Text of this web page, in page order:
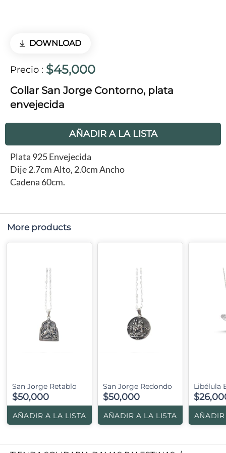
DOWNLOAD
Precio : $45,000
Collar San Jorge Contorno, plata
envejecida
AÑADIR A LA LISTA
Plata 925 Envejecida
Dije 2.7cm Alto, 2.0cm Ancho
Cadena 60cm.
More products
San Jorge Retablo
$50,000
AÑADIR A LA LISTA
San Jorge Redondo
$50,000
AÑADIR A LA LISTA
Libélula